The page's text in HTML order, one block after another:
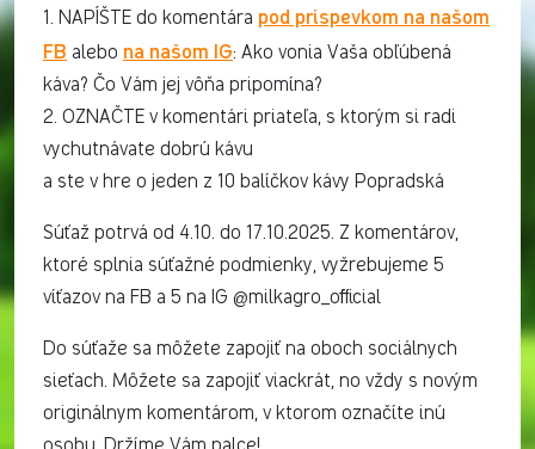
1. NAPÍŠTE do komentára pod príspevkom na našom
FB alebo na našom IG: Ako vonia Vaša obľúbená
káva? Čo Vám jej vôňa pripomína?
2. OZNAČTE v komentári priateľa, s ktorým si radi
vychutnávate dobrú kávu
a ste v hre o jeden z 10 balíčkov kávy Popradská
Súťaž potrvá od 4.10. do 17.10.2025. Z komentárov,
ktoré splnia súťažné podmienky, vyžrebujeme 5
víťazov na FB a 5 na IG @milkagro_official
Do súťaže sa môžete zapojiť na oboch sociálnych
sieťach. Môžete sa zapojiť viackrát, no vždy s novým
originálnym komentárom, v ktorom označíte inú